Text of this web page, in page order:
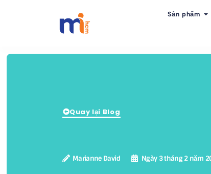
Sản phẩm
Quay lại Blog
Marianne David Ngày 3 tháng 2 năm